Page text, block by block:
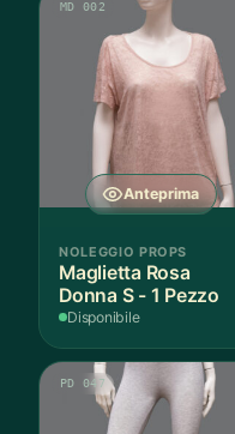
Anteprima
MD 002
NOLEGGIO PROPS
Maglietta Rosa
Donna S - 1 Pezzo
Disponibile
PD 047